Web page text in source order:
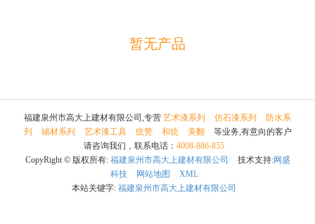
暂无产品
福建泉州市高大上建材有限公司,专营 艺术漆系列 仿石漆系列
防水系
列
辅材系列 艺术漆工具 统赞 和统 美翻
等业务,有意向的客户
请咨询我们，联系电话： 4008-886-855
CopyRight © 版权所有: 福建泉州市高大上建材有限公司 技术支持:网盛
科技
网站地图
XML
本站关键字: 福建泉州市高大上建材有限公司